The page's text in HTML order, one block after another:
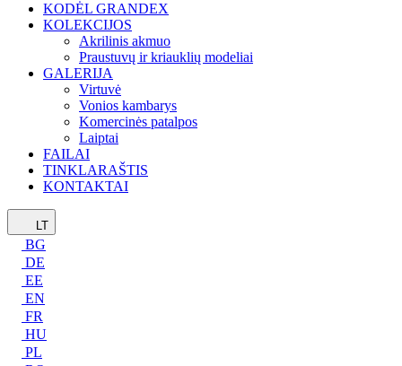
KODĖL GRANDEX
KOLEKCIJOS
Akrilinis akmuo
Praustuvų ir kriauklių modeliai
GALERIJA
Virtuvė
Vonios kambarys
Komercinės patalpos
Laiptai
FAILAI
TINKLARAŠTIS
KONTAKTAI
LT
BG
DE
EE
EN
FR
HU
PL